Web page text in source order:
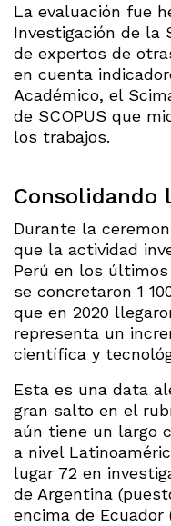
La evaluación fue
Investigación de la
de expertos de
en cuenta
Académico, el
de SCOPUS que
los trabajos.
Consolidando
Durante la
que la actividad
Perú en los últimos
se concretaron 1
que en 2020
representa un
científica y
Esta es una data
gran salto en el
aún tiene un largo
a nivel
lugar 72 en
de Argentina
encima de Ecuador